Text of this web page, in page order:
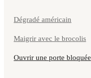
Dégradé américain
Maigrir avec le brocolis
Ouvrir une porte bloquée